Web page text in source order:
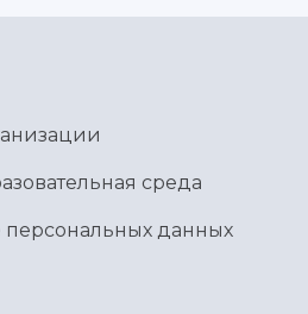
среда
персональных данных